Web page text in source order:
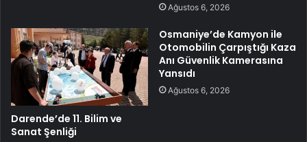
Ağustos 6, 2026
Darende’de 11. Bilim ve
Sanat Şenliği
Osmaniye’de Kamyon ile
Otomobilin Çarpıştığı Kaza
Anı Güvenlik Kamerasına
Yansıdı
Ağustos 6, 2026